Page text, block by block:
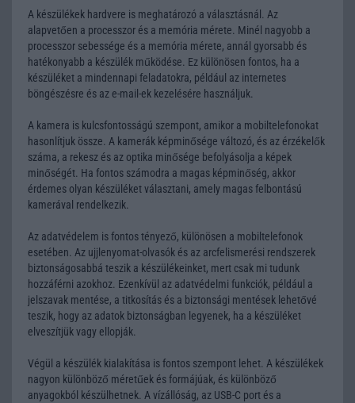
A készülékek hardvere is meghatározó a választásnál. Az
alapvetően a processzor és a memória mérete. Minél nagyobb a
processzor sebessége és a memória mérete, annál gyorsabb és
hatékonyabb a készülék működése. Ez különösen fontos, ha a
készüléket a mindennapi feladatokra, például az internetes
böngészésre és az e-mail-ek kezelésére használjuk.
A kamera is kulcsfontosságú szempont, amikor a mobiltelefonokat
hasonlítjuk össze. A kamerák képminősége változó, és az érzékelők
száma, a rekesz és az optika minősége befolyásolja a képek
minőségét. Ha fontos számodra a magas képminőség, akkor
érdemes olyan készüléket választani, amely magas felbontású
kamerával rendelkezik.
Az adatvédelem is fontos tényező, különösen a mobiltelefonok
esetében. Az ujjlenyomat-olvasók és az arcfelismerési rendszerek
biztonságosabbá teszik a készülékeinket, mert csak mi tudunk
hozzáférni azokhoz. Ezenkívül az adatvédelmi funkciók, például a
jelszavak mentése, a titkosítás és a biztonsági mentések lehetővé
teszik, hogy az adatok biztonságban legyenek, ha a készüléket
elveszítjük vagy ellopják.
Végül a készülék kialakítása is fontos szempont lehet. A készülékek
nagyon különböző méretűek és formájúak, és különböző
anyagokból készülhetnek. A vízállóság, az USB-C port és a